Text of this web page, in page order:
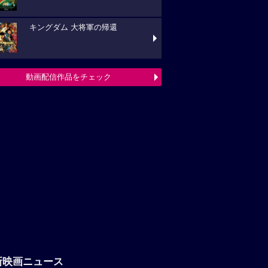
キングダム 大将軍の帰還
動画配信作品をチェック
映画ニュース